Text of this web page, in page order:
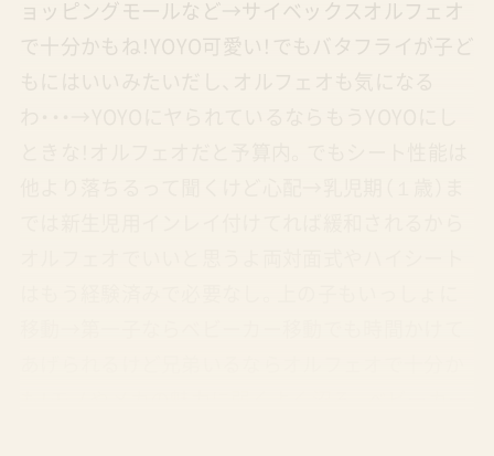
ョッピングモールなど→サイベックスオルフェオ